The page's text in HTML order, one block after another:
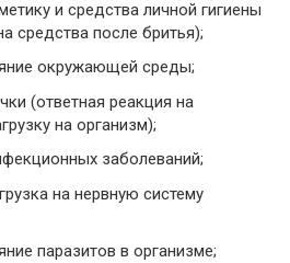
и средства личной гигиены
средства после бритья);
окружающей среды;
(ответная реакция на
на организм);
заболеваний;
на нервную систему
паразитов в организме;